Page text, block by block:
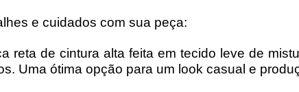
e cuidados com sua peça:
reta de cintura alta feita em tecido leve de
Uma ótima opção para um look casual e